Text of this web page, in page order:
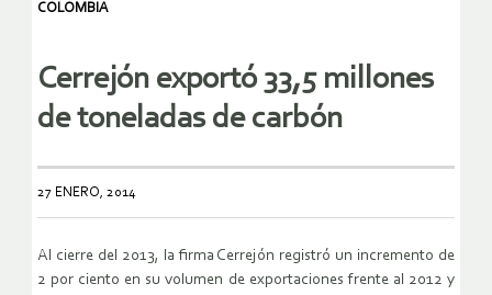
COLOMBIA
Cerrejón exportó 33,5 millones
de toneladas de carbón
27 ENERO, 2014
Al cierre del 2013, la firma Cerrejón registró un incremento de
2 por ciento en su volumen de exportaciones frente al 2012 y